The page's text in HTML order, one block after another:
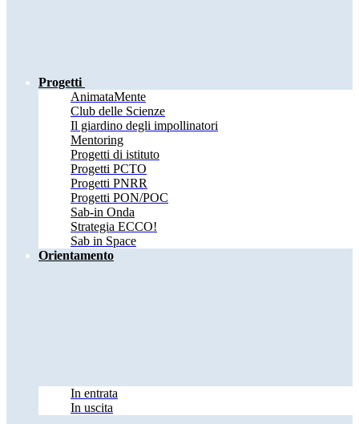
Progetti
AnimataMente
Club delle Scienze
Il giardino degli impollinatori
Mentoring
Progetti di istituto
Progetti PCTO
Progetti PNRR
Progetti PON/POC
Sab-in Onda
Strategia ECCO!
Sab in Space
Orientamento
In entrata
In uscita